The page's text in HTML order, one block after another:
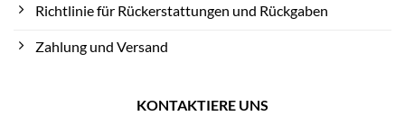
Richtlinie für Rückerstattungen und Rückgaben
Zahlung und Versand
KONTAKTIERE UNS